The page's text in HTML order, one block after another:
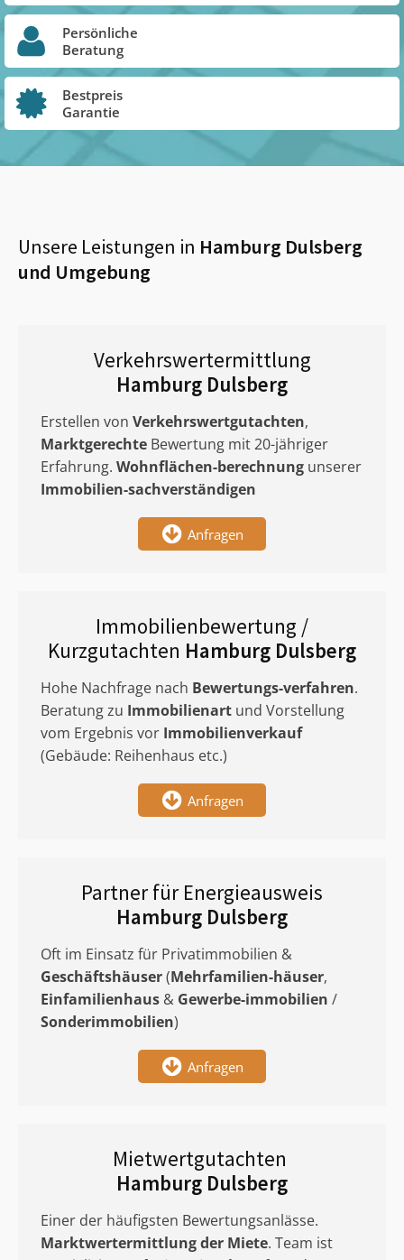
Persönliche
Beratung
Bestpreis
Garantie
Unsere Leistungen in Hamburg Dulsberg
und Umgebung
Verkehrswertermittlung
Hamburg Dulsberg
Erstellen von Verkehrswertgutachten,
Marktgerechte Bewertung mit 20-jähriger
Erfahrung. Wohnflächen-berechnung unserer
Immobilien-sachverständigen
Anfragen
Immobilienbewertung /
Kurzgutachten Hamburg Dulsberg
Hohe Nachfrage nach Bewertungs-verfahren.
Beratung zu Immobilienart und Vorstellung
vom Ergebnis vor Immobilienverkauf
(Gebäude: Reihenhaus etc.)
Anfragen
Partner für Energieausweis
Hamburg Dulsberg
Oft im Einsatz für Privatimmobilien &
Geschäftshäuser(Mehrfamilien-häuser,
Einfamilienhaus & Gewerbe-immobilien /
Sonderimmobilien)
Anfragen
Mietwertgutachten
Hamburg Dulsberg
Einer der häufigsten Bewertungsanlässe.
Marktwertermittlungder Miete. Team ist